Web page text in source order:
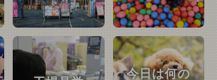
今日は何の